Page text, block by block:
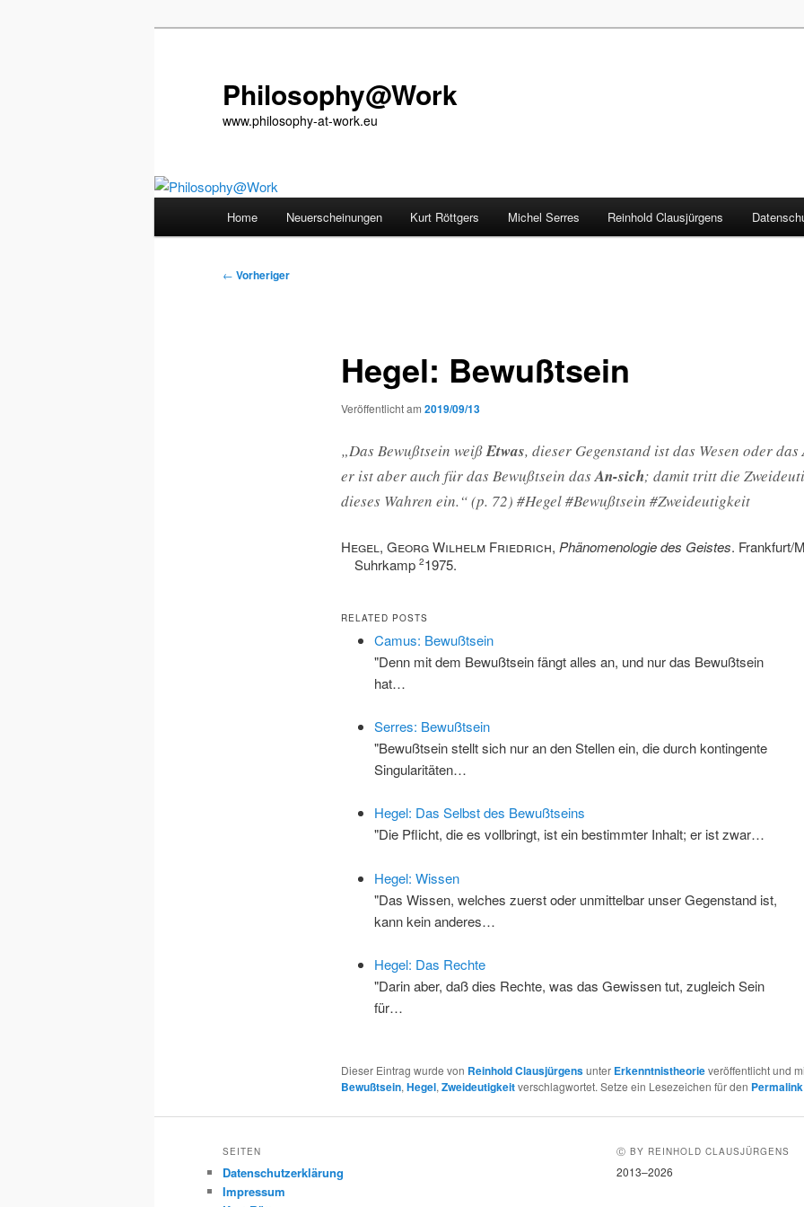
Philosophy@Work
www.philosophy-at-work.eu
Home Neuerscheinungen Kurt Röttgers Michel Serres Reinhold Clausjürgens
Beitragsnavigation
← Vorheriger
Hegel: Bewußtsein
Veröffentlicht am 2019/09/13
„Das Bewußtsein weißEtwas, dieser Gegenstand ist das Wesen oder das
er ist aber auch für das Bewußtsein dasAn-sich; damit tritt die
dieses Wahren ein.“ (p. 72) #Hegel #Bewußtsein #Zweideutigkeit
Hegel, Georg Wilhelm Friedrich, Phänomenologie des Geistes. Frankfurt/
Suhrkamp 21975.
RELATED POSTS
Camus: Bewußtsein
"Denn mit dem Bewußtsein fängt alles an, und nur das Bewußtsein
hat…
Serres: Bewußtsein
"Bewußtsein stellt sich nur an den Stellen ein, die durch kontingente
Singularitäten…
Hegel: Das Selbst des Bewußtseins
"Die Pflicht, die es vollbringt, ist ein bestimmter Inhalt; er ist zwar…
Hegel: Wissen
"Das Wissen, welches zuerst oder unmittelbar unser Gegenstand ist,
kann kein anderes…
Hegel: Das Rechte
"Darin aber, daß dies Rechte, was das Gewissen tut, zugleich Sein
für…
Dieser Eintrag wurde von Reinhold Clausjürgensunter Erkenntnistheorieveröffentlicht und
Bewußtsein, Hegel, Zweideutigkeitverschlagwortet. Setze ein Lesezeichen für den Permalink
SEITEN
Datenschutzerklärung
Impressum
Ⓒ BY REINHOLD CLAUSJÜRGENS
2013–2026